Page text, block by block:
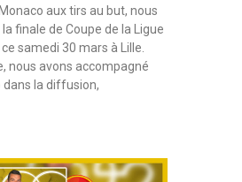
aux tirs au but, nous
finale de Coupe de la Ligue
samedi 30 mars à Lille​.
nous avons accompagné
dans la diffusion,